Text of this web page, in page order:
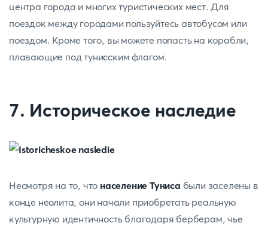
центра города и многих туристических мест. Для
поездок между городами пользуйтесь автобусом или
поездом. Кроме того, вы можете попасть на корабли,
плавающие под тунисским флагом.
7. Историческое наследие
Несмотря на то, что население Туниса были заселены в
конце неолита, они начали приобретать реальную
культурную идентичность благодаря берберам, чье